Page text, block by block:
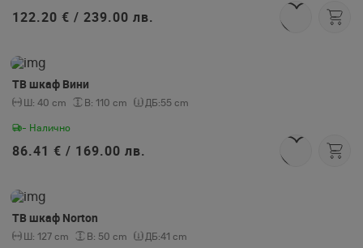
122.20 € / 239.00 лв.
ТВ шкаф Вини
Ш: 40 cm В: 110 cm ДБ:55 cm
- Налично
86.41 € / 169.00 лв.
ТВ шкаф Norton
Ш: 127 cm В: 50 cm ДБ:41 cm